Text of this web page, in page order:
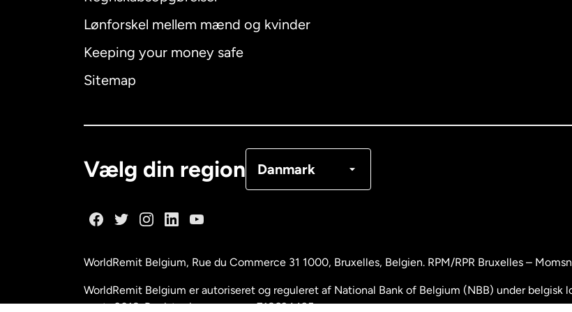
Lønforskel mellem mænd og kvinder
Keeping your money safe
Sitemap
Vælg din region Danmark
Australien
Malaysia
WorldRemit Belgium, Rue du Commerce 31 1000, Bruxelles, Belgien. RPM/RPR Bruxelles –
WorldRemit Belgium er autoriseret og reguleret af National Bank of Belgium (NBB) under belgisk
marts 2018. Registreringsnummer: 718634495.